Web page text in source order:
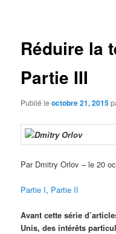
Réduire la
Partie III
Publié leoctobre 21, 2015
Par Dmitry Orlov – le 20
Partie I, Partie II
Avant cette série
Unis, des intérêts